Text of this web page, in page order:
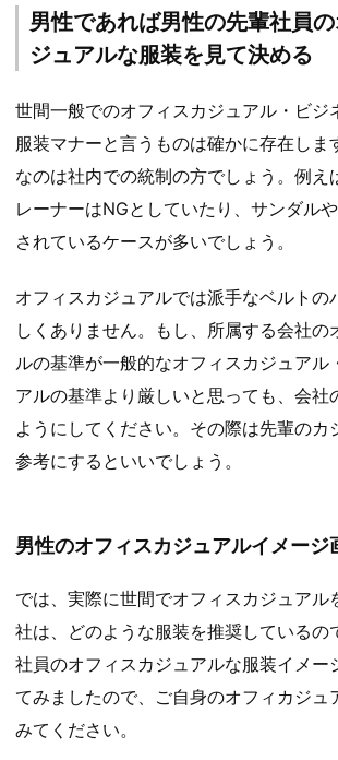
男性であれば男性の先輩社員
ジュアルな服装を見て決める
世間一般でのオフィスカジュアル・ビジ
服装マナーと言うものは確かに存在しま
なのは社内での統制の方でしょう。例え
レーナーはNGとしていたり、サンダル
されているケースが多いでしょう。
オフィスカジュアルでは派手なベルトの
しくありません。もし、所属する会社の
ルの基準が一般的なオフィスカジュアル
アルの基準より厳しいと思っても、会社
ようにしてください。その際は先輩のカ
参考にするといいでしょう。
男性のオフィスカジュアルイメージ
では、実際に世間でオフィスカジュアル
社は、どのような服装を推奨しているの
社員のオフィスカジュアルな服装イメー
てみましたので、ご自身のオフィカジュ
みてください。